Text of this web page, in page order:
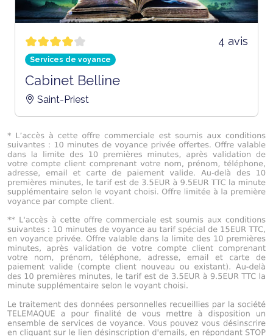
4 avis
Services de voyance
Cabinet Belline
Saint-Priest